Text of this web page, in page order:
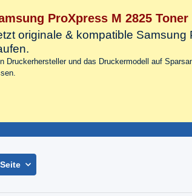
ProXpress M 2825 Toner
originale & kompatible Samsung
Druckerhersteller und das Druckermodell auf